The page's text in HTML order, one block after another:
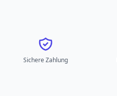
Sichere Zahlung